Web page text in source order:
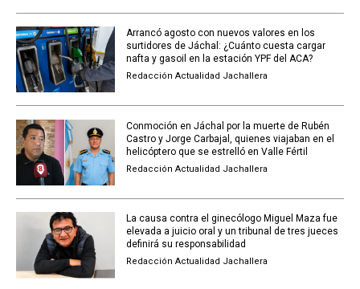
Arrancó agosto con nuevos valores en los
surtidores de Jáchal: ¿Cuánto cuesta cargar
nafta y gasoil en la estación YPF del ACA?
Redacción Actualidad Jachallera
Conmoción en Jáchal por la muerte de Rubén
Castro y Jorge Carbajal, quienes viajaban en el
helicóptero que se estrelló en Valle Fértil
Redacción Actualidad Jachallera
La causa contra el ginecólogo Miguel Maza fue
elevada a juicio oral y un tribunal de tres jueces
definirá su responsabilidad
Redacción Actualidad Jachallera